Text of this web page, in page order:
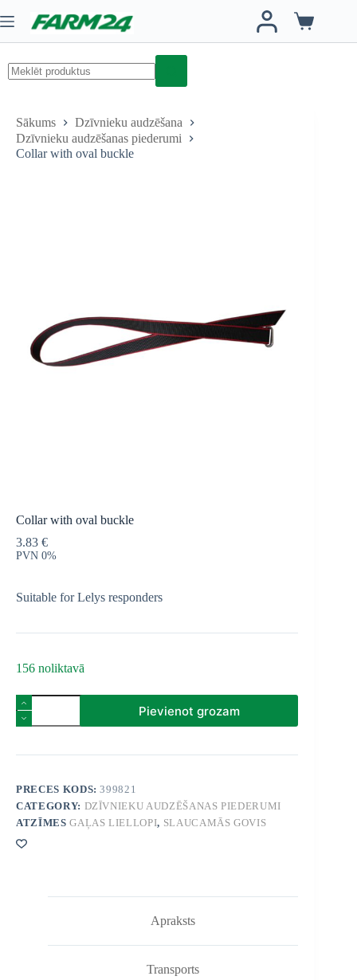
to
content
Iepirkumu
grozs
Sākums
Dzīvnieku audzēšana
Dzīvnieku audzēšanas piederumi
Collar with oval buckle
Collar with oval buckle
3.83 €
PVN 0%
Suitable for Lelys responders
156 noliktavā
Collar
with
oval
quantity
Pievienot grozam
PRECES KODS:399821
CATEGORY: DZĪVNIEKU AUDZĒŠANAS PIEDERUMI
ATZĪMESGAĻAS LIELLOPI, SLAUCAMĀS GOVIS
Apraksts
Transports